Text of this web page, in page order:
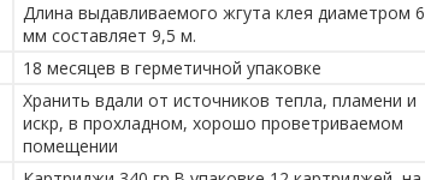
Длина выдавливаемого жгута клея диаметром 6
мм составляет 9,5 м.
18 месяцев в герметичной упаковке
Хранить вдали от источников тепла, пламени и
искр, в прохладном, хорошо проветриваемом
помещении